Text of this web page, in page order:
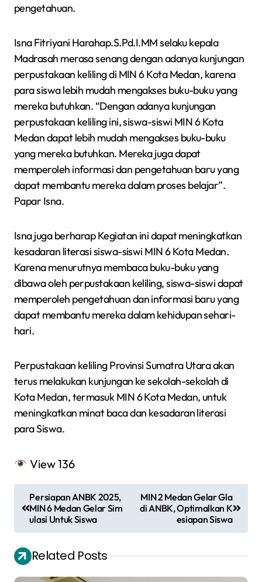
pengetahuan.
Isna Fitriyani Harahap.S.Pd.I.MM selaku kepala
Madrasah merasa senang dengan adanya kunjungan
perpustakaan keliling di MIN 6 Kota Medan, karena
para siswa lebih mudah mengakses buku-buku yang
mereka butuhkan. “Dengan adanya kunjungan
perpustakaan keliling ini, siswa-siswi MIN 6 Kota
Medan dapat lebih mudah mengakses buku-buku
yang mereka butuhkan. Mereka juga dapat
memperoleh informasi dan pengetahuan baru yang
dapat membantu mereka dalam proses belajar”.
Papar Isna.
Isna juga berharap Kegiatan ini dapat meningkatkan
kesadaran literasi siswa-siswi MIN 6 Kota Medan.
Karena menurutnya membaca buku-buku yang
dibawa oleh perpustakaan keliling, siswa-siswi dapat
memperoleh pengetahuan dan informasi baru yang
dapat membantu mereka dalam kehidupan sehari-
hari.
Perpustakaan keliling Provinsi Sumatra Utara akan
terus melakukan kunjungan ke sekolah-sekolah di
Kota Medan, termasuk MIN 6 Kota Medan, untuk
meningkatkan minat baca dan kesadaran literasi
para Siswa.
View136
a
v
i
g
Persiapan ANBK 2025,
MIN 6 Medan Gelar Sim
ulasi Untuk Siswa
MIN 2 Medan Gelar Gla
di ANBK, Optimalkan K
esiapan Siswa
Related Posts